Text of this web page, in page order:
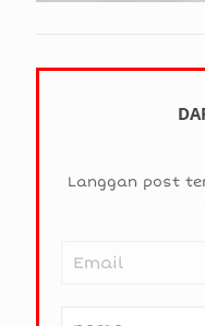
Langgan post